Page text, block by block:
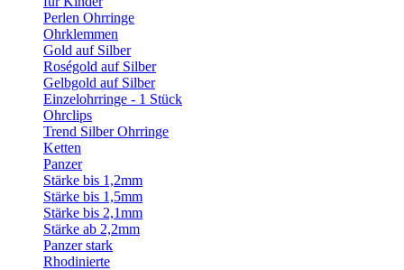
Perlen Ohrringe
Ohrklemmen
Gold auf Silber
Roségold auf Silber
Gelbgold auf Silber
Einzelohrringe - 1 Stück
Ohrclips
Trend Silber Ohrringe
Ketten
Panzer
Stärke bis 1,2mm
Stärke bis 1,5mm
Stärke bis 2,1mm
Stärke ab 2,2mm
Panzer stark
Rhodinierte